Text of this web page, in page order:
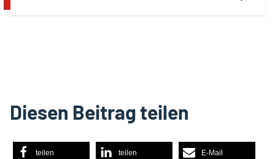
Diesen Beitrag teilen
teilen teilen E-Mail